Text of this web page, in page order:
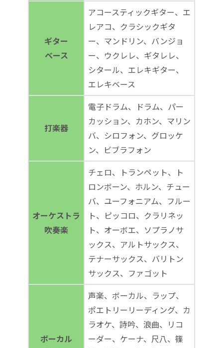
ギター
ベース
アコースティックギター、エ
レアコ、クラシックギタ
ー、マンドリン、バンジョ
ー、ウクレレ、ギタレレ、
シタール、エレキギター、
エレキベース
打楽器
電子ドラム、ドラム、パー
カッション、カホン、マリン
バ、シロフォン、グロッケ
ン、ビブラフォン
オーケストラ
吹奏楽
チェロ、トランペット、ト
ロンボーン、ホルン、チュー
バ、ユーフォニアム、フルー
ト、ピッコロ、クラリネッ
ト、オーボエ、ソプラノサ
ックス、アルトサックス、
テナーサックス、バリトン
サックス、ファゴット
ボーカル
声楽、ボーカル、ラップ、
ポエトリーリーディング、カ
ラオケ、詩吟、浪曲、リコ
ーダー、ケーナ、尺八、篠